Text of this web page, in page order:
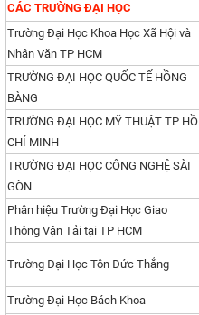
CÁC TRƯỜNG ĐẠI HỌC
Trường Đại Học Khoa Học Xã Hội và
Nhân Văn TP HCM
TRƯỜNG ĐẠI HỌC QUỐC TẾ HỒNG
BÀNG
TRƯỜNG ĐẠI HỌC MỸ THUẬT TP HỒ
CHÍ MINH
TRƯỜNG ĐẠI HỌC CÔNG NGHỆ SÀI
GÒN
Phân hiệu Trường Đại Học Giao
Thông Vận Tải tại TP HCM
Trường Đại Học Tôn Đức Thắng
Trường Đại Học Bách Khoa